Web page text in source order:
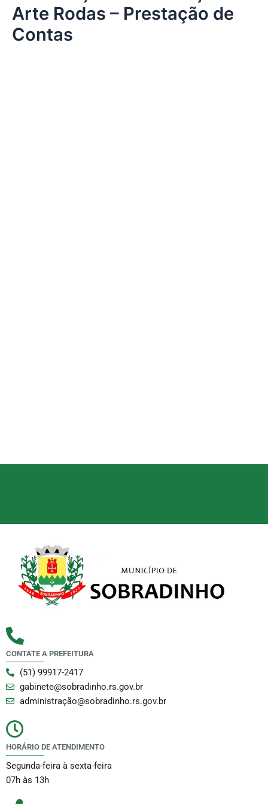
a
m
Arte Rodas – Prestação de
Contas
CONTATE A PREFEITURA
(51) 99917-2417
gabinete@sobradinho.rs.gov.br
administração@sobradinho.rs.gov.br
HORÁRIO DE ATENDIMENTO
Segunda-feira à sexta-feira
07h às 13h